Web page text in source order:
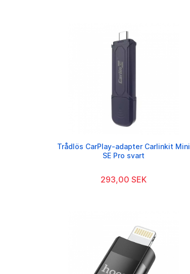
Trådlös CarPlay-adapter Carlinkit Mini
SE Pro svart
293,00 SEK